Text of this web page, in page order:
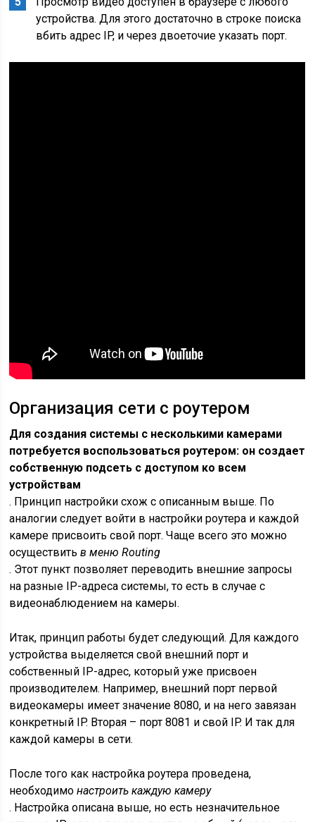
устройства. Для этого достаточно в строке поиска
вбить адрес IP, и через двоеточие указать порт.
Организация сети с роутером
Для создания системы с несколькими камерами
потребуется воспользоваться роутером: он создает
собственную подсеть с доступом ко всем
устройствам
. Принцип настройки схож с описанным выше. По
аналогии следует войти в настройки роутера и каждой
камере присвоить свой порт. Чаще всего это можно
осуществитьв меню Routing
. Этот пункт позволяет переводить внешние запросы
на разные IP-адреса системы, то есть в случае с
видеонаблюдением на камеры.
Итак, принцип работы будет следующий. Для каждого
устройства выделяется свой внешний порт и
собственный IP-адрес, который уже присвоен
производителем. Например, внешний порт первой
видеокамеры имеет значение 8080, и на него завязан
конкретный IP. Вторая – порт 8081 и свой IP. И так для
каждой камеры в сети.
После того как настройка роутера проведена,
необходимонастроить каждую камеру
. Настройка описана выше, но есть незначительное